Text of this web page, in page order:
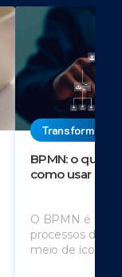
BPMN: o que
como usar
O BPMN é
processos de
meio de ícones